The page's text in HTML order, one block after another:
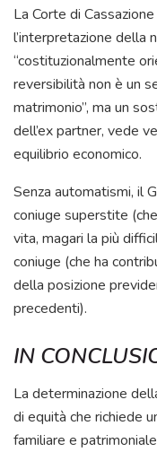
La Corte di
l’interpretazione della
“costituzionalmente
reversibilità non è un
matrimonio”, ma un
dell’ex partner, vede
equilibrio economico.
Senza automatismi, il
coniuge superstite
vita, magari la più
coniuge (che ha
della posizione
precedenti).
IN
La determinazione
di equità che richiede
familiare e